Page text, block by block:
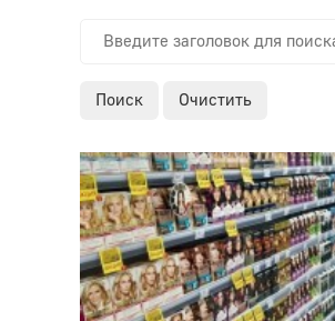
Поиск Очистить